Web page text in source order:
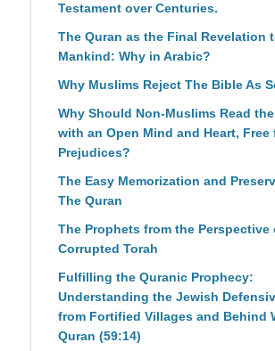
Testament over Centuries.
The Quran as the Final Revelation
Mankind: Why in Arabic?
Why Muslims Reject The Bible As
Why Should Non-Muslims Read
with an Open Mind and Heart, Free
Prejudices?
The Easy Memorization and
The Quran
The Prophets from the Perspective
Corrupted Torah
Fulfilling the Quranic Prophecy:
Understanding the Jewish
from Fortified Villages and Behind
Quran (59:14)